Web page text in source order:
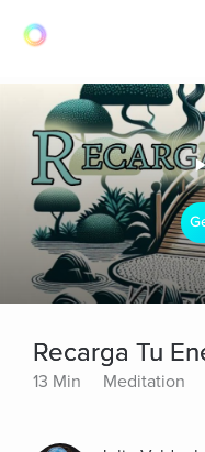
Recarga Tu
13 Min Meditation